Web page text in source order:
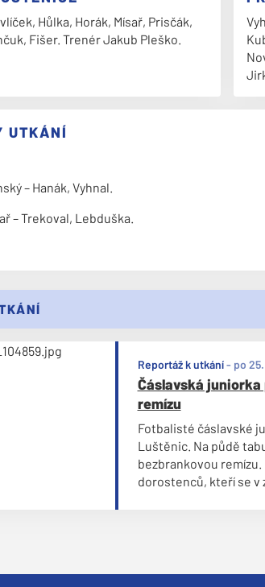
Hůlka, Horák, Mísař, Prisčák,
Fišer. Trenér Jakub Pleško.
UTKÁNÍ
– Hanák, Vyhnal.
– Trekoval, Lebduška.
Reportáž k utkání- po
Čáslavská juniorka
remízu
Fotbalisté čáslavské
Luštěnic. Na půdě
bezbrankovou remízu.
dorostenců, kteří se v